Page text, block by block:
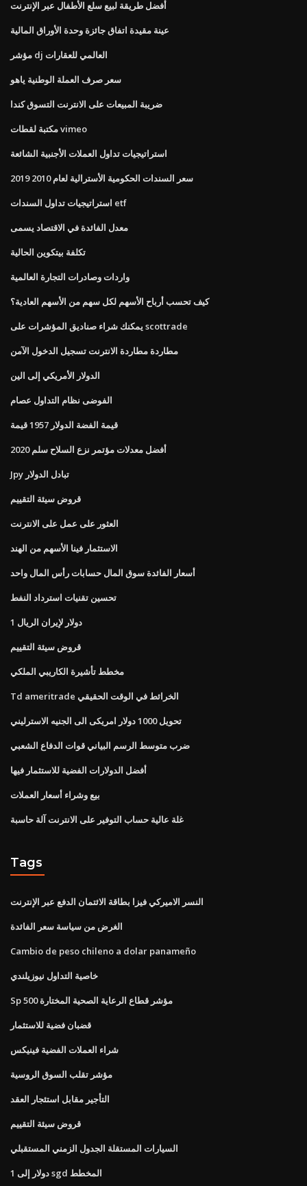
أفضل طريقة لبيع سلع الأطفال عبر الإنترنت
عينة مقيدة اتفاق جائزة وحدة الأوراق المالية
مؤشر dj العالمي للعقارات
سعر صرف العملة الوطنية ياهو
ضريبة المبيعات على الانترنت التسوق كندا
مكتبة لقطات vimeo
استراتيجيات تداول العملات الأجنبية الشائعة
سعر السندات الحكومية الأسترالية لعام 2010 2019
استراتيجيات تداول السندات etf
معدل الفائدة في الاقتصاد يسمى
تكلفة بيتكوين الحالية
واردات وصادرات التجارة العالمية
كيف تحسب أرباح الأسهم لكل سهم من الأسهم العادية؟
يمكنك شراء صناديق المؤشرات على scottrade
مطاردة مطاردة الانترنت تسجيل الدخول الآمن
الدولار الأمريكي إلى الين
الفوضى نظام التداول عصام
قيمة الفضة الدولار 1957 قيمة
أفضل معدلات مؤتمر نزع السلاح سلم 2020
Jpy تبادل الدولار
قروض سيئة التقييم
العثور على عمل على الانترنت
الاستثمار فينا الأسهم من الهند
أسعار الفائدة سوق المال حسابات رأس المال واحد
تحسين تقنيات استرداد النفط
1 دولار لإيران الريال
قروض سيئة التقييم
مخطط تأشيرة الكاريبي الملكي
Td ameritrade الخرائط في الوقت الحقيقي
تحويل 1000 دولار امريكى الى الجنيه الاسترليني
ضرب متوسط ​​الرسم البياني قوات الدفاع الشعبي
أفضل الدولارات الفضية للاستثمار فيها
بيع وشراء أسعار العملات
غلة عالية حساب التوفير على الانترنت آلة حاسبة
Tags
النسر الاميركي فيزا بطاقة الائتمان الدفع عبر الإنترنت
الغرض من سياسة سعر الفائدة
Cambio de peso chileno a dolar panameño
خاصية التداول نيوزيلندي
Sp 500 مؤشر قطاع الرعاية الصحية المختارة
قضبان فضية للاستثمار
شراء العملات الفضية فينيكس
مؤشر تقلب السوق الروسية
التأجير مقابل استئجار العقد
قروض سيئة التقييم
السيارات المستقلة الجدول الزمني المستقبلي
1 دولار إلى sgd المخطط